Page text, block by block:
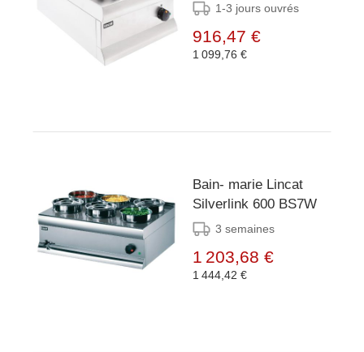
1-3 jours ouvrés
916,47 €
1 099,76 €
Bain- marie Lincat
Silverlink 600 BS7W
3 semaines
1 203,68 €
1 444,42 €